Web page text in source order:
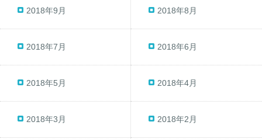
2018年9月 2018年8月
2018年7月 2018年6月
2018年5月 2018年4月
2018年3月 2018年2月